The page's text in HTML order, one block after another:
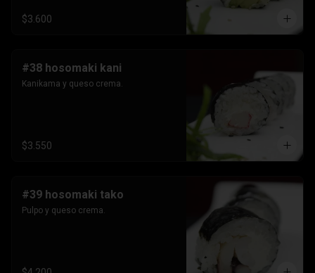
$3.600
#38 hosomaki kani
Kanikama y queso crema.
$3.550
#39 hosomaki tako
Pulpo y queso crema.